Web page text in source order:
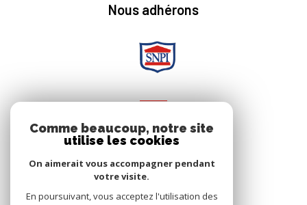
Nous adhérons
Nous suivre
Comme beaucoup, notre site
utilise les cookies
On aimerait vous accompagner pendant
votre visite.
En poursuivant, vous acceptez l'utilisation des